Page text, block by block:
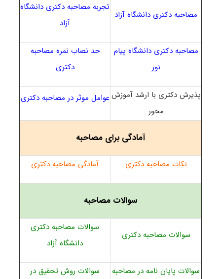
مصاحبه دکتری دانشگاه آزاد
تجربه مصاحبه دکتری دانشگاه
آزاد
مصاحبه دکتری دانشگاه پیام
نور
حد نصاب نمره مصاحبه
دکتری
پذیرش دکتری با ارشد آموزش
محور
عوامل موثر در مصاحبه دکتری
آمادگی برای مصاحبه
نکات مصاحبه دکتری آمادگی مصاحبه دکتری
سوالات مصاحبه
سوالات مصاحبه دکتری
سوالات مصاحبه دکتری
دانشگاه آزاد
سوالات پایان نامه در مصاحبه
سوالات روش تحقیق در